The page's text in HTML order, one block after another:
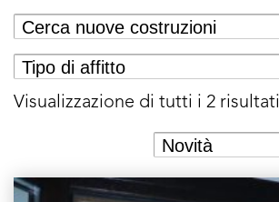
Visualizzazione di tutti i 2 risultati